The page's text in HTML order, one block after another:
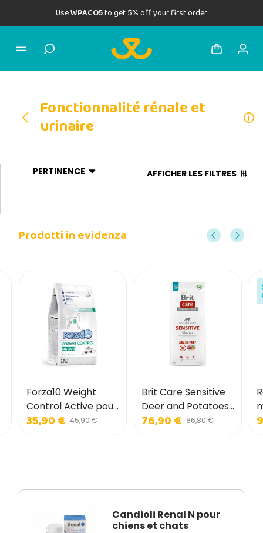
UseWPACO5to get 5% off your first order
Fonctionnalité rénale et
urinaire
PERTINENCE AFFICHER LES FILTRES
Prodotti in evidenza
Forza10 Weight
Control Active pour
chiens
35,90 € 45,90 €
Brit Care Sensitive
Deer and Potatoes
pour chiens
76,90 € 86,80 €
Candioli Renal N pour
chiens et chats